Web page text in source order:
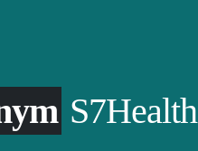
S7Health